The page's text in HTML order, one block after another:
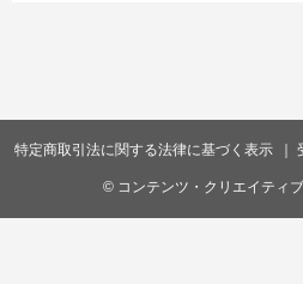
特定商取引法に関する法律に基づく表示
© コンテンツ・クリエイティ